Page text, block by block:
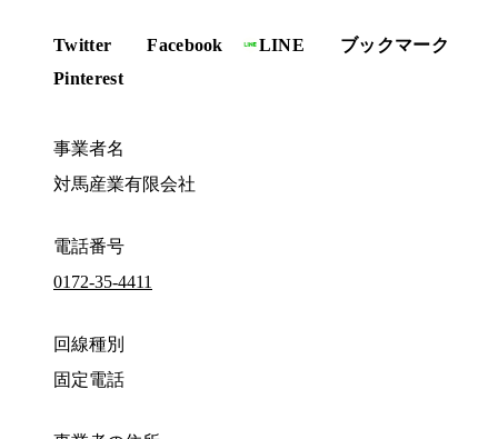
Twitter Facebook LINE
ブックマーク
Pinterest
事業者名
対馬産業有限会社
電話番号
0172-35-4411
回線種別
固定電話